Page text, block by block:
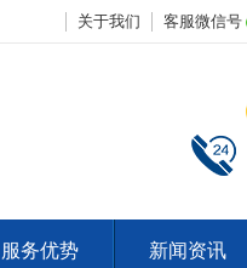
关于我们 客服微信号
服务优势 新闻资讯